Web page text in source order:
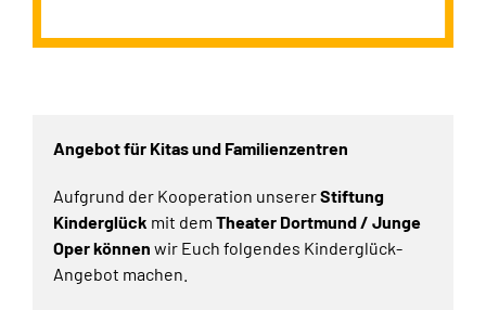
Angebot für Kitas und Familienzentren
Aufgrund der Kooperation unsererStiftung
Kinderglück mit demTheater Dortmund / Junge
Oper können wir Euch folgendes Kinderglück-
Angebot machen.